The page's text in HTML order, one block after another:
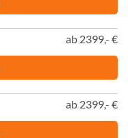
ab 2399,- €
ab 2399,- €